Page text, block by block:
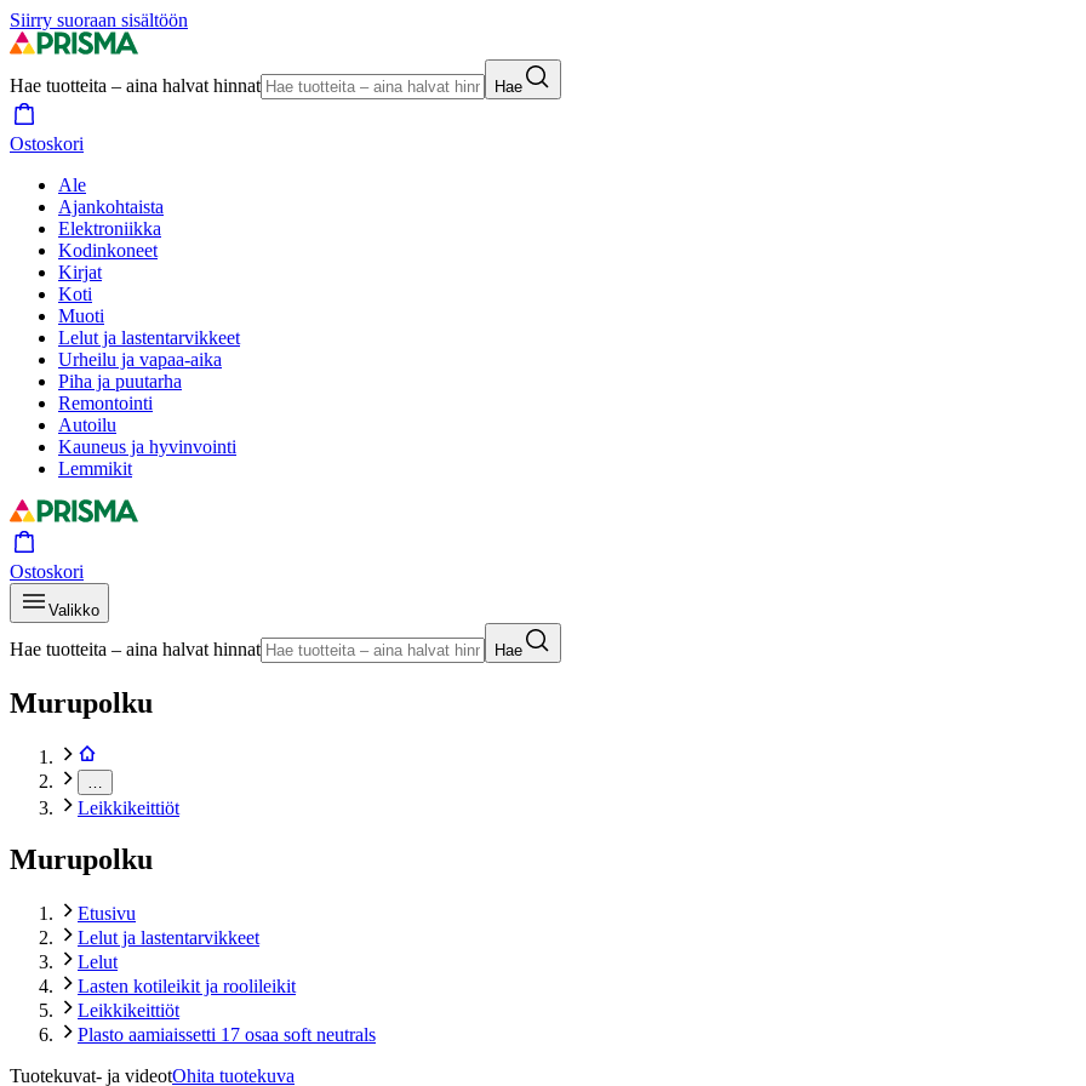
Siirry suoraan sisältöön
Hae tuotteita – aina halvat hinnat Hae
Ostoskori
Ale
Ajankohtaista
Elektroniikka
Kodinkoneet
Kirjat
Koti
Muoti
Lelut ja lastentarvikkeet
Urheilu ja vapaa-aika
Piha ja puutarha
Remontointi
Autoilu
Kauneus ja hyvinvointi
Lemmikit
Ostoskori
Valikko
Hae tuotteita – aina halvat hinnat Hae
Murupolku
Leikkikeittiöt
Murupolku
Etusivu
Lelut ja lastentarvikkeet
Lelut
Lasten kotileikit ja roolileikit
Leikkikeittiöt
Plasto aamiaissetti 17 osaa soft neutrals
Tuotekuvat- ja videotOhita tuotekuva